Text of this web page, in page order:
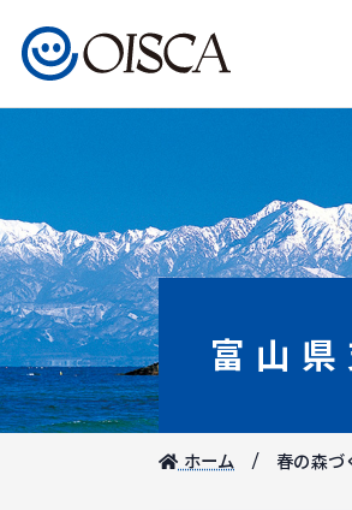
富山県
ホーム 春の森づ